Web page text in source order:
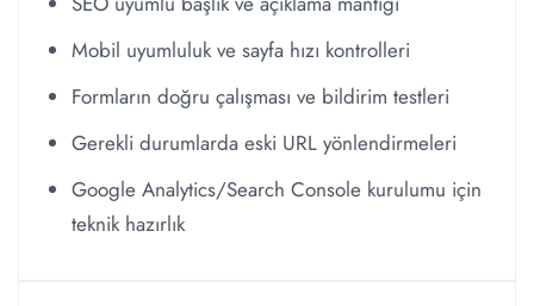
Mobil uyumluluk ve sayfa hızı kontrolleri
Formların doğru çalışması ve bildirim testleri
Gerekli durumlarda eski URL yönlendirmeleri
Google Analytics/Search Console kurulumu için
teknik hazırlık